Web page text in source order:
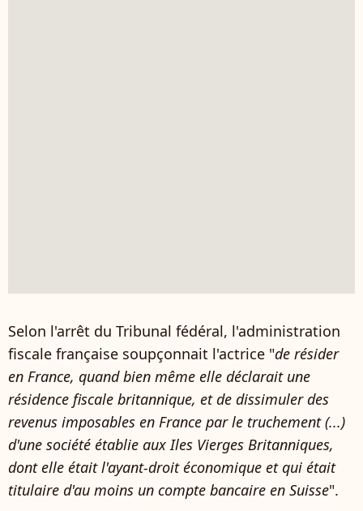
Selon l'arrêt du Tribunal fédéral, l'administration
fiscale française soupçonnait l'actrice "de résider
en France, quand bien même elle déclarait une
résidence fiscale britannique, et de dissimuler des
revenus imposables en France par le truchement (...)
d'une société établie aux Iles Vierges Britanniques,
dont elle était l'ayant-droit économique et qui était
titulaire d'au moins un compte bancaire en Suisse".